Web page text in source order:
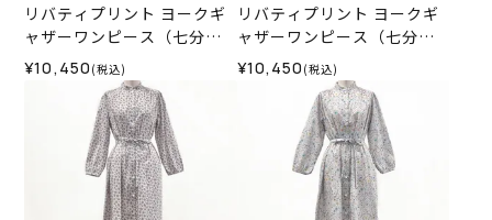
リバティプリント ヨークギ
ャザーワンピース（七分
袖）＜Mサイズ＞35H
¥10,450 (税込)
リバティプリント ヨークギ
ャザーワンピース（七分
袖）＜Mサイズ＞35F
¥10,450 (税込)